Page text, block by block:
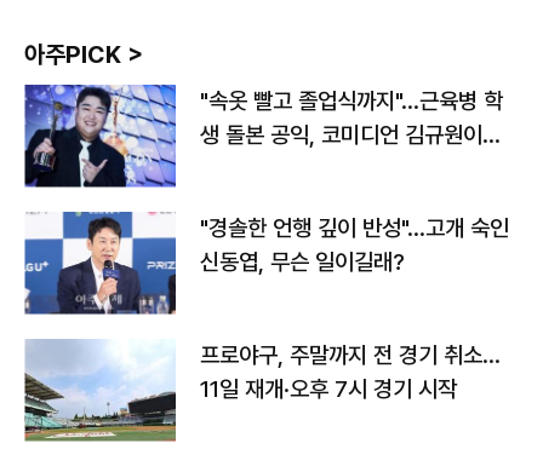
아주PICK >
"속옷 빨고 졸업식까지"…근육병 학
생 돌본 공익, 코미디언 김규원이었
"경솔한 언행 깊이 반성"…고개 숙인
신동엽, 무슨 일이길래?
프로야구, 주말까지 전 경기 취소…
11일 재개·오후 7시 경기 시작